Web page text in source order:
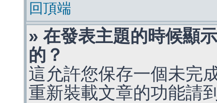
回頂端
» 在發表主題的時候顯
的？
這允許您保存一個未完
重新裝載文章的功能請